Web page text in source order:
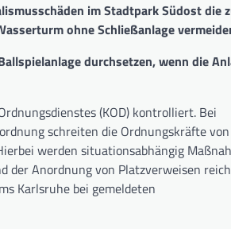
im Stadtpark Südost die
ohne Schließanlage
durchsetzen, wenn die
(KOD) kontrolliert. Bei
schreiten die Ordnungskräfte von
werden situationsabhängig
der Anordnung von Platzverweisen
Karlsruhe bei gemeldeten